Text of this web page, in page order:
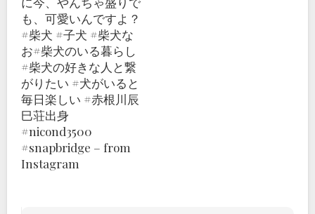
も、可愛いんですよ？
#柴犬 #子犬 #柴犬な
お#柴犬のいる暮らし
#柴犬の好きな人と繋
がりたい #犬がいると
毎日楽しい #赤根川辰
巳荘出身
#nicond3500
#snapbridge – from
Instagram